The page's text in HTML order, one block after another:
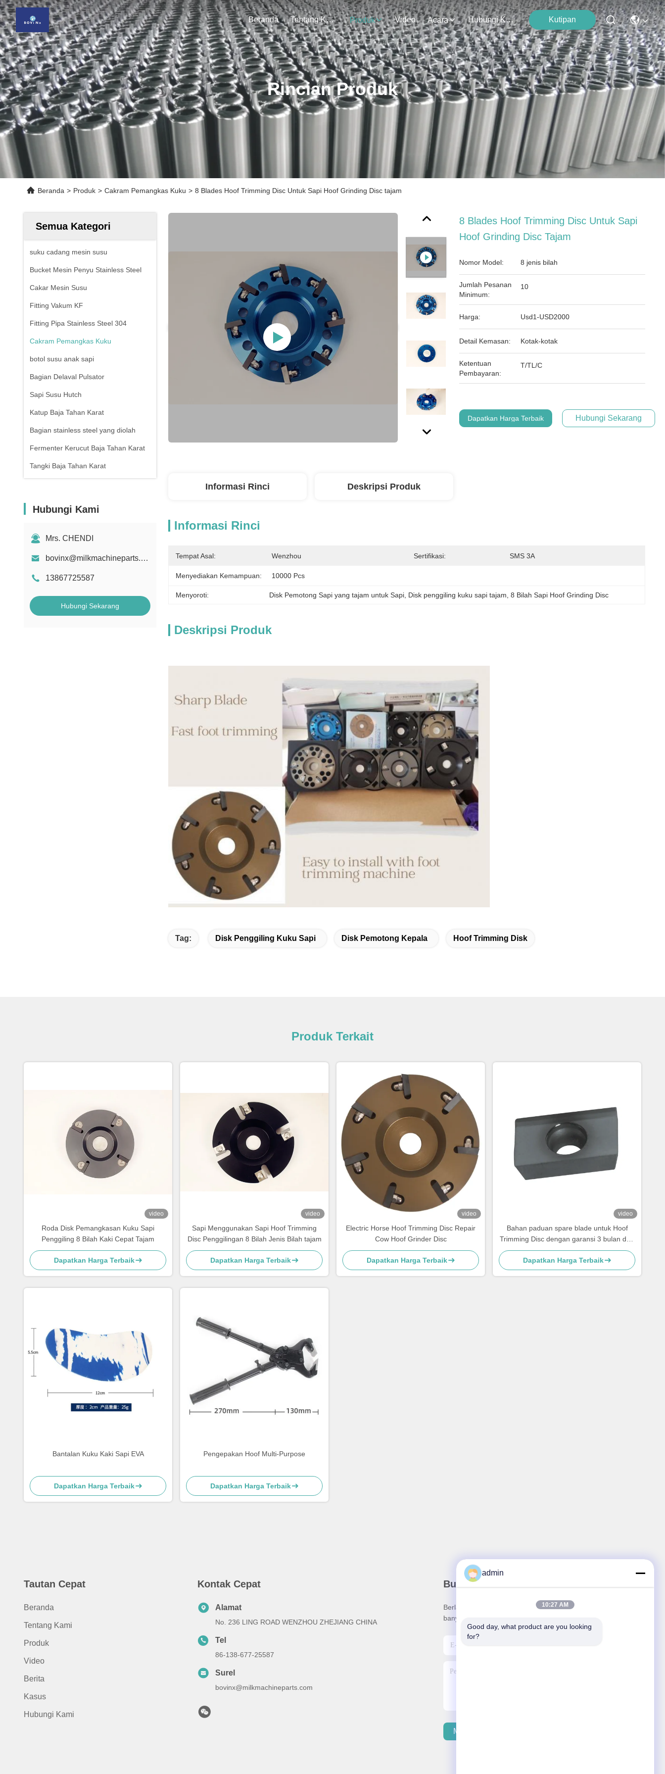
Beranda Tentang Kami Produk Video Acara Hubungi Kami Kutipan
Rincian Produk
Beranda > Produk > Cakram Pemangkas Kuku > 8 Blades Hoof Trimming Disc Untuk Sapi Hoof Grinding Disc tajam
Semua Kategori
suku cadang mesin susu
Bucket Mesin Penyu Stainless Steel
Cakar Mesin Susu
Fitting Vakum KF
Fitting Pipa Stainless Steel 304
Cakram Pemangkas Kuku
botol susu anak sapi
Bagian Delaval Pulsator
Sapi Susu Hutch
Katup Baja Tahan Karat
Bagian stainless steel yang diolah
Fermenter Kerucut Baja Tahan Karat
Tangki Baja Tahan Karat
Hubungi Kami
Mrs. CHENDI
bovinx@milkmachineparts.com
13867725587
Hubungi Sekarang
8 Blades Hoof Trimming Disc Untuk Sapi
Hoof Grinding Disc Tajam
Nomor Model: 8 jenis bilah
Jumlah Pesanan
Minimum:
10
Harga: Usd1-USD2000
Detail Kemasan: Kotak-kotak
Ketentuan
Pembayaran:
T/TL/C
Dapatkan Harga Terbaik Hubungi Sekarang
Informasi Rinci Deskripsi Produk
Informasi Rinci
Tempat Asal: Wenzhou Sertifikasi: SMS 3A
Menyediakan Kemampuan: 10000 Pcs
Menyoroti: Disk Pemotong Sapi yang tajam untuk Sapi, Disk penggiling kuku sapi tajam 8 Bilah Sapi Hoof Grinding Disc
Deskripsi Produk
Tag: Disk Penggiling Kuku Sapi Disk Pemotong Kepala Hoof Trimming Disk
Produk Terkait
video
Roda Disk Pemangkasan Kuku Sapi
Penggiling 8 Bilah Kaki Cepat Tajam
Dapatkan Harga Terbaik
video
Sapi Menggunakan Sapi Hoof Trimming
Disc Penggilingan 8 Bilah Jenis Bilah tajam
Dapatkan Harga Terbaik
video
Electric Horse Hoof Trimming Disc Repair
Cow Hoof Grinder Disc
Dapatkan Harga Terbaik
video
Bahan paduan spare blade untuk Hoof
Trimming Disc dengan garansi 3 bulan dan
multi-sided Trimming
Dapatkan Harga Terbaik
Bantalan Kuku Kaki Sapi EVA
Dapatkan Harga Terbaik
Pengepakan Hoof Multi-Purpose
Dapatkan Harga Terbaik
Tautan Cepat
Beranda
Tentang Kami
Produk
Video
Berita
Kasus
Hubungi Kami
Kontak Cepat
Alamat
No. 236 LING ROAD WENZHOU ZHEJIANG CHINA
Tel
86-138-677-25587
Surel
bovinx@milkmachineparts.com
Buletin kami
Berlangganan buletin kami untuk mendapatkan diskon dan
banyak lagi.
Mengirim Email
admin
10:27 AM
Good day, what product are you looking
for?